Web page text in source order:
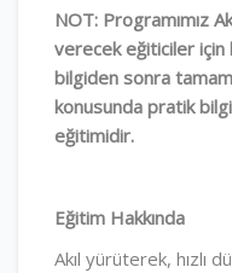
NOT: Programımız
verecek eğiticiler için
bilgiden sonra
konusunda pratik
eğitimidir.
Eğitim Hakkında
Akıl yürüterek, hızlı